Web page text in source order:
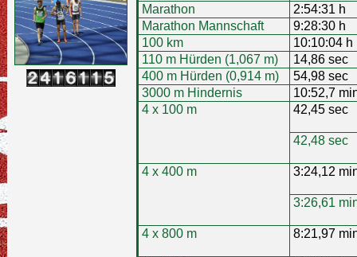
Marathon
2:54:31 h
Marathon Mannschaft
9:28:30 h
100 km
10:10:04 h
110 m Hürden (1,067 m)
14,86 sec
400 m Hürden (0,914 m)
54,98 sec
3000 m Hindernis
10:52,7
4 x 100 m
42,45 sec
42,48 sec
4 x 400 m 3:24,12
3:26,61
4 x 800 m 8:21,97